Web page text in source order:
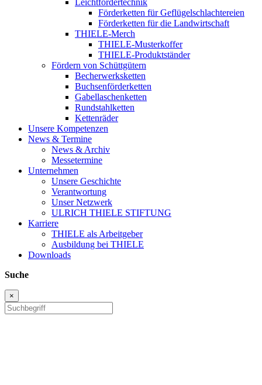
Leichtfördertechnik
Förderketten für Geflügelschlachtereien
Förderketten für die Landwirtschaft
THIELE-Merch
THIELE-Musterkoffer
THIELE-Produktständer
Fördern von Schüttgütern
Becherwerksketten
Buchsenförderketten
Gabellaschenketten
Rundstahlketten
Kettenräder
Unsere Kompetenzen
News & Termine
News & Archiv
Messetermine
Unternehmen
Unsere Geschichte
Verantwortung
Unser Netzwerk
ULRICH THIELE STIFTUNG
Karriere
THIELE als Arbeitgeber
Ausbildung bei THIELE
Downloads
Suche
×